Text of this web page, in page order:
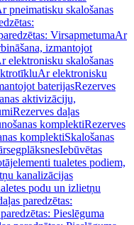
pneimatisku skalošanas
VirsapmetumaAr
izmantojot
elektronisku skalošanas
Ar elektronisku
baterijasRezerves
aktivizāciju,
Rezerves daļas
komplektiRezerves
komplektiSkalošanas
Iebūvētas
tualetes podiem,
kanalizācijas
podu un izlietņu
paredzētas:
Pieslēguma